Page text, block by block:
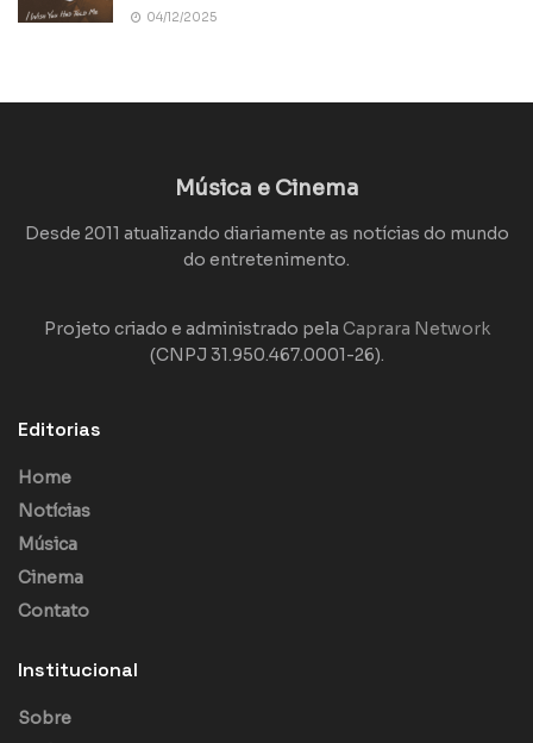
04/12/2025
Música e Cinema
Desde 2011 atualizando diariamente as notícias do mundo
do entretenimento.
Projeto criado e administrado pela Caprara Network
(CNPJ 31.950.467.0001-26).
Editorias
Home
Notícias
Música
Cinema
Contato
Institucional
Sobre